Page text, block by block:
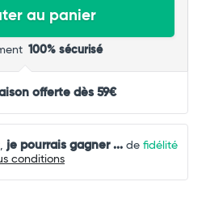
au panier
100% sécurisé
offerte dès 59€
je pourrais gagner ...de fidélité
conditions